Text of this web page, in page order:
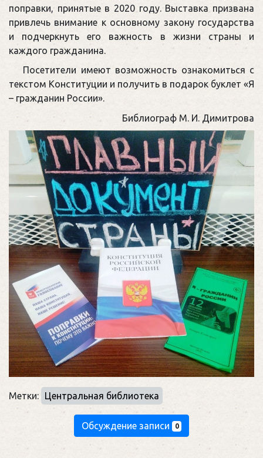
поправки, принятые в 2020 году. Выставка призвана
привлечь внимание к основному закону государства
и подчеркнуть его важность в жизни страны и
каждого гражданина.
Посетители имеют возможность ознакомиться с
текстом Конституции и получить в подарок буклет «Я
– гражданин России».
Библиограф М. И. Димитрова
Метки: Центральная библиотека
Обсуждение записи 0